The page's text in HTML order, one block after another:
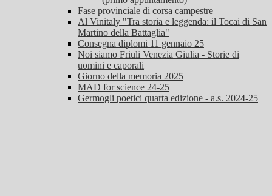
Fase provinciale di corsa campestre
Al Vinitaly "Tra storia e leggenda: il Tocai di San
Martino della Battaglia"
Consegna diplomi 11 gennaio 25
Noi siamo Friuli Venezia Giulia - Storie di
uomini e caporali
Giorno della memoria 2025
MAD for science 24-25
Germogli poetici quarta edizione - a.s. 2024-25